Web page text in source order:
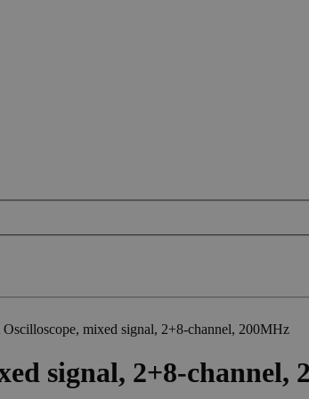
mixed signal, 2+8-channel, 200MHz
signal, 2+8-channel,